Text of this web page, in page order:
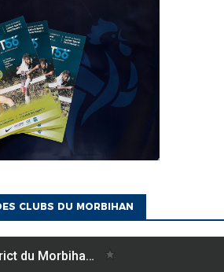
CLUBS DU MORBIHAN